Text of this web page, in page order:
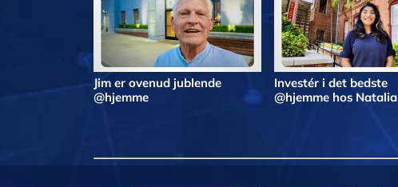
Jim er ovenud jublende
@hjemme
Investér i det bedste
@hjemme hos Natalia